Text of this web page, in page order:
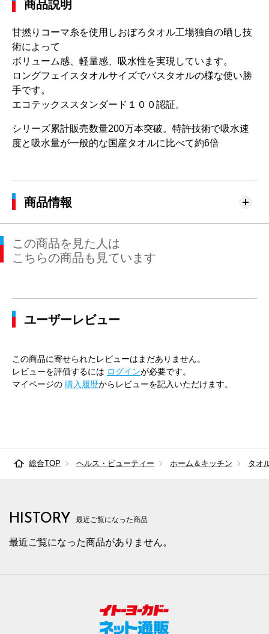
商品説明
甘撚りコーマ糸を使用しおぼろタオル工場独自の晒し技
術によって
ボリューム感、軽量感、吸水性を実現しています。
ロングフェイスタオルサイズでバスタオルの様な使い勝
手です。
エコテックススタンダード１００認証。
シリーズ累計販売数量200万本突破。特許技術で吸水速
度と吸水量が一般的な国産タオルに比べて約6倍
商品情報
この商品を見た人は
こちらの商品も見ています
ユーザーレビュー
この商品に寄せられたレビューはまだありません。
レビューを評価するには ログインが必要です。
マイページの 購入履歴からレビューを記入いただけます。
総合TOP ヘルス・ビューティー ホーム＆キッチン タオ
HISTORY 最近ご覧になった商品
最近ご覧になった商品がありません。